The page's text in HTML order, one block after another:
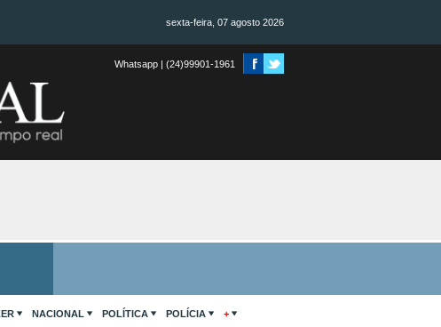
sexta-feira, 07 agosto 2026
Whatsapp | (24)99901-1961
NACIONAL POLÍTICA POLÍCIA +